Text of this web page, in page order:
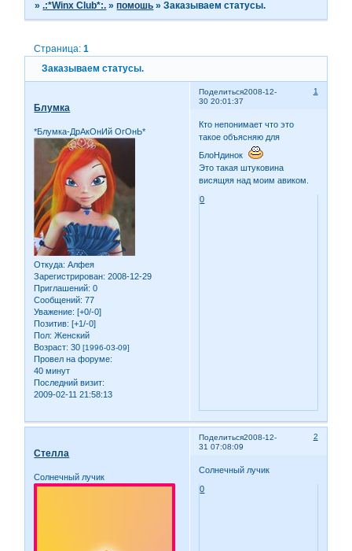
».:*Winx Club*:. »помошь »Заказываем статусы.
Заказываем статусы.
Страница:1
Поделиться 1
2008-12-
30 20:01:37
Блумка
*Блумка-ДрАкОнИй ОгОнЬ*
Откуда: Алфея
Зарегистрирован: 2008-12-29
Приглашений: 0
Сообщений: 77
Уважение: [+0/-0]
Позитив: [+1/-0]
Пол: Женский
Возраст: 30[1996-03-09]
Провел на форуме:
40 минут
Последний визит:
2009-02-11 21:58:13
Кто непонимает что это
такое объясняю для
БлоНдинок
Это такая штуковина
висящяя над моим авиком.
0
Поделиться 2
2008-12-
31 07:08:09
Стелла
Солнечный лучик
Солнечный лучик
0